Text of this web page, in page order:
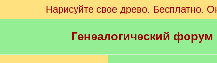
Нарисуйте свое древо. Бесплатно.
Генеалогический